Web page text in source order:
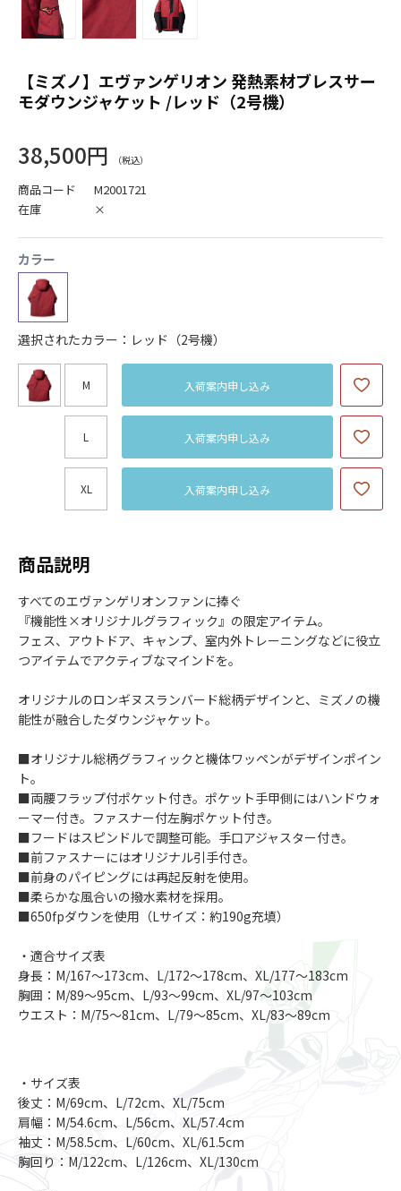
【ミズノ】エヴァンゲリオン 発熱素材ブレスサー
モダウンジャケット /レッド（2号機）
38,500円
商品コード
M2001721
在庫
×
カラー
選択されたカラー：レッド（2号機）
M 入荷案内申し込み
L 入荷案内申し込み
XL 入荷案内申し込み
商品説明
すべてのエヴァンゲリオンファンに捧ぐ
『機能性×オリジナルグラフィック』の限定アイテム。
フェス、アウトドア、キャンプ、室内外トレーニングなどに役立
つアイテムでアクティブなマインドを。
オリジナルのロンギヌスランバード総柄デザインと、ミズノの機
能性が融合したダウンジャケット。
■オリジナル総柄グラフィックと機体ワッペンがデザインポイン
ト。
■両腰フラップ付ポケット付き。ポケット手甲側にはハンドウォ
ーマー付き。ファスナー付左胸ポケット付き。
■フードはスピンドルで調整可能。手口アジャスター付き。
■前ファスナーにはオリジナル引手付き。
■前身のパイピングには再起反射を使用。
■柔らかな風合いの撥水素材を採用。
■650fpダウンを使用（Lサイズ：約190g充填）
・適合サイズ表
身長：M/167～173cm、L/172～178cm、XL/177～183cm
胸囲：M/89～95cm、L/93～99cm、XL/97～103cm
ウエスト：M/75～81cm、L/79～85cm、XL/83～89cm
・サイズ表
後丈：M/69cm、L/72cm、XL/75cm
肩幅：M/54.6cm、L/56cm、XL/57.4cm
袖丈：M/58.5cm、L/60cm、XL/61.5cm
胸回り：M/122cm、L/126cm、XL/130cm